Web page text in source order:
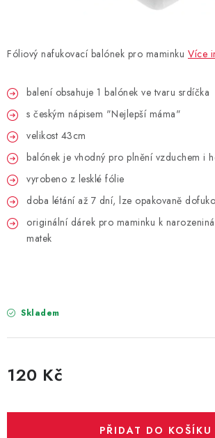
DÁRKY
HELIUM NA BALÓNKY
LAMPIONY
OSLAVA PODLE BAREV
PARTY FOTOKOUTEK
PIŇATY
STUHY A MAŠLE
VYSTŘELOVACÍ KONFETY
ORGANZY, STOLOVÉ ŠERPY
Fóliový nafukovací balónek pro maminku Více
balení obsahuje 1 balónek ve tvaru srdíčka
s českým nápisem "Nejlepší máma"
velikost 43cm
balónek je vhodný pro plnění vzduchem i
vyrobeno z lesklé fólie
doba létání až 7 dní, lze opakovaně
originální dárek pro maminku k
matek
Skladem
120 Kč
PŘIDAT DO KOŠÍKU